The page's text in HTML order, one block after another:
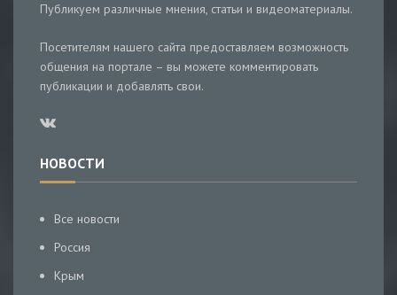
Публикуем различные мнения, статьи и видеоматериалы.
Посетителям нашего сайта предоставляем возможность
общения на портале – вы можете комментировать
публикации и добавлять свои.
НОВОСТИ
Все новости
Россия
Крым